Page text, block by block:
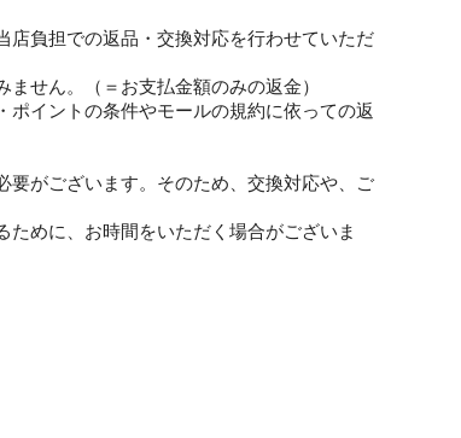
店負担での返品・交換対応を行わせていただ
せん。（＝お支払金額のみの返金）
イントの条件やモールの規約に依っての返
要がございます。そのため、交換対応や、ご
めに、お時間をいただく場合がございま